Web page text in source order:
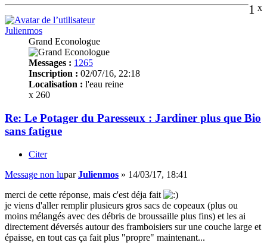
1 x
Julienmos
Grand Econologue
Messages : 1265
Inscription : 02/07/16, 22:18
Localisation : l'eau reine
x 260
Re: Le Potager du Paresseux : Jardiner plus que Bio
sans fatigue
Citer
Message non luparJulienmos » 14/03/17, 18:41
merci de cette réponse, mais c'est déja fait
je viens d'aller remplir plusieurs gros sacs de copeaux (plus ou
moins mélangés avec des débris de broussaille plus fins) et les ai
directement déversés autour des framboisiers sur une couche large et
épaisse, en tout cas ça fait plus "propre" maintenant...